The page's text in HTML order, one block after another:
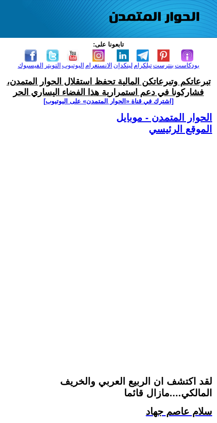
تابعونا على:
الفيسبوك التويتر اليوتيوب الانستغرام لينكدإن تيلكرامبنترست بودكاست
تبرعاتكم وتبرعاتكن المالية تحفظ استقلال الحوار المتمدن،
فشاركونا في دعم استمرارية هذا الفضاء اليساري الحر
[اشترك في قناة ‫«الحوار المتمدن» على اليوتيوب]
الحوار المتمدن - موبايل
الموقع الرئيسي
لقد اكتشف ان الربيع العربي والخريف
المالكي....مازال قائما
سلام عاصم جهاد